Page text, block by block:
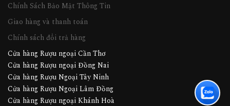
Chính Sách Bảo Mật Thông Tin
Giao hàng và thanh toán
Chính sách đổi trả hàng
Cửa hàng Rượu ngoại Cần Thơ
Cửa hàng Rượu ngoại Đồng Nai
Cửa hàng Rượu Ngoại Tây Ninh
Cửa hàng Rượu Ngoại Lâm Đồng
Cửa hàng Rượu ngoại Khánh Hoà